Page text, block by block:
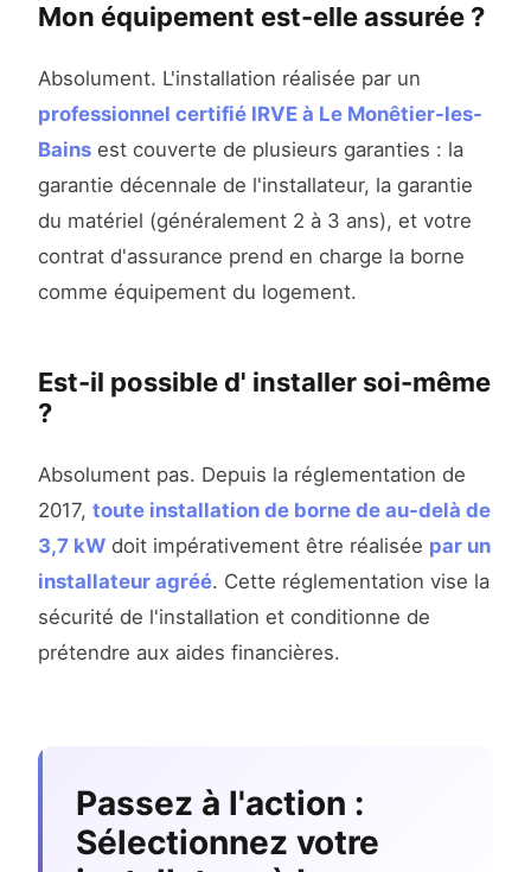
Mon équipement est-elle assurée ?
Absolument. L'installation réalisée par un
professionnel certifié IRVE à Le Monêtier-les-
Bains est couverte de plusieurs garanties : la
garantie décennale de l'installateur, la garantie
du matériel (généralement 2 à 3 ans), et votre
contrat d'assurance prend en charge la borne
comme équipement du logement.
Est-il possible d' installer soi-même
?
Absolument pas. Depuis la réglementation de
2017, toute installation de borne de au-delà de
3,7 kW doit impérativement être réalisée par un
installateur agréé. Cette réglementation vise la
sécurité de l'installation et conditionne de
prétendre aux aides financières.
Passez à l'action :
Sélectionnez votre